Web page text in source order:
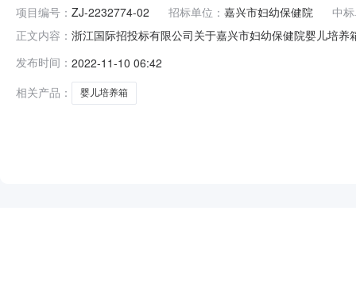
项目编号： ZJ-2232774-02 招标单位： 嘉兴市妇幼保健院
中
正文内容： 浙江国际招投标有限公司关于嘉兴市妇幼保健院婴儿培
称废标理由其他事项////四、主要标的信息货物类主要标
发布时间： 2022-11-10 06:42
相关产品：
婴儿培养箱